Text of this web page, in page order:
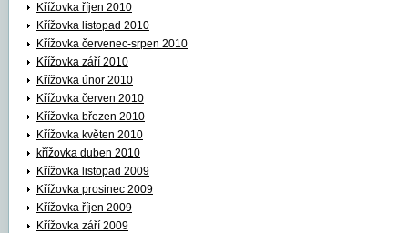
Křížovka říjen 2010
Křížovka listopad 2010
Křížovka červenec-srpen 2010
Křížovka září 2010
Křížovka únor 2010
Křížovka červen 2010
Křížovka březen 2010
Křížovka květen 2010
křížovka duben 2010
Křížovka listopad 2009
Křížovka prosinec 2009
Křížovka říjen 2009
Křížovka září 2009